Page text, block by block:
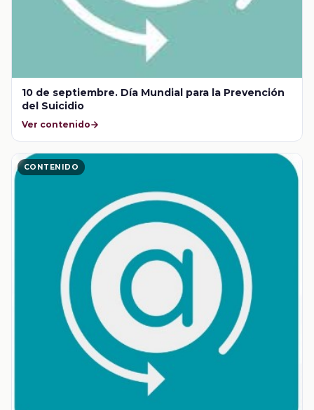
10 de septiembre. Día Mundial para la Prevención
del Suicidio
Ver contenido
CONTENIDO